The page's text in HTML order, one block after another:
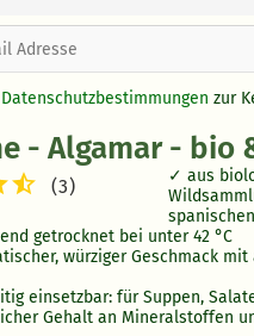
Datenschutzbestimmungen zur
- Algamar - bio
(3)
aus
getrocknet bei unter 42 °C
würziger Geschmack mit
einsetzbar: für Suppen,
Gehalt an Mineralstoffen